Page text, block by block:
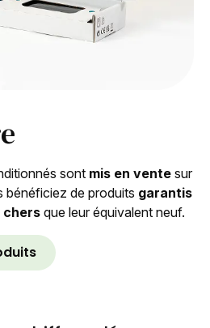
sont mis en vente sur
bénéficiez de produits garantis
chersque leur équivalent neuf.